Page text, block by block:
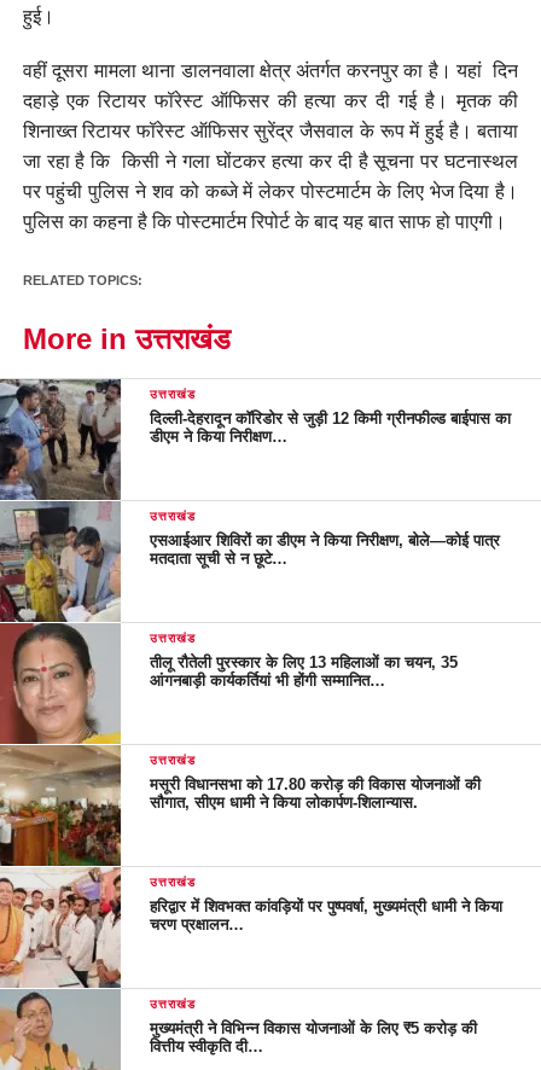
हुई।
वहीं दूसरा मामला थाना डालनवाला क्षेत्र अंतर्गत करनपुर का है। यहां दिन
दहाड़े एक रिटायर फॉरेस्ट ऑफिसर की हत्या कर दी गई है। मृतक की
शिनाख्त रिटायर फॉरेस्ट ऑफिसर सुरेंद्र जैसवाल के रूप में हुई है। बताया
जा रहा है कि किसी ने गला घोंटकर हत्या कर दी है सूचना पर घटनास्थल
पर पहुंची पुलिस ने शव को कब्जे में लेकर पोस्टमार्टम के लिए भेज दिया है।
पुलिस का कहना है कि पोस्टमार्टम रिपोर्ट के बाद यह बात साफ हो पाएगी।
RELATED TOPICS:
More in उत्तराखंड
उत्तराखंड
दिल्ली-देहरादून कॉरिडोर से जुड़ी 12 किमी ग्रीनफील्ड बाईपास का
डीएम ने किया निरीक्षण…
उत्तराखंड
एसआईआर शिविरों का डीएम ने किया निरीक्षण, बोले—कोई पात्र
मतदाता सूची से न छूटे…
उत्तराखंड
तीलू रौतेली पुरस्कार के लिए 13 महिलाओं का चयन, 35
आंगनबाड़ी कार्यकर्तियां भी होंगी सम्मानित…
उत्तराखंड
मसूरी विधानसभा को 17.80 करोड़ की विकास योजनाओं की
सौगात, सीएम धामी ने किया लोकार्पण-शिलान्यास.
उत्तराखंड
हरिद्वार में शिवभक्त कांवड़ियों पर पुष्पवर्षा, मुख्यमंत्री धामी ने किया
चरण प्रक्षालन…
उत्तराखंड
मुख्यमंत्री ने विभिन्न विकास योजनाओं के लिए ₹5 करोड़ की
वित्तीय स्वीकृति दी…